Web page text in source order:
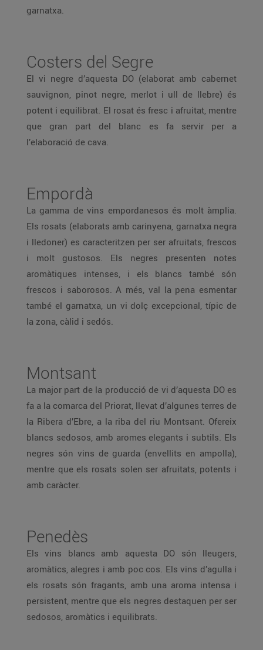
garnatxa.
Costers del Segre
El vi negre d’aquesta DO (elaborat amb cabernet
sauvignon, pinot negre, merlot i ull de llebre) és
potent i equilibrat. El rosat és fresc i afruitat, mentre
que gran part del blanc es fa servir per a
l’elaboració de cava.
Empordà
La gamma de vins empordanesos és molt àmplia.
Els rosats (elaborats amb carinyena, garnatxa negra
i lledoner) es caracteritzen per ser afruitats, frescos
i molt gustosos. Els negres presenten notes
aromàtiques intenses, i els blancs també són
frescos i saborosos. A més, val la pena esmentar
també el garnatxa, un vi dolç excepcional, típic de
la zona, càlid i sedós.
Montsant
La major part de la producció de vi d’aquesta DO es
fa a la comarca del Priorat, llevat d’algunes terres de
la Ribera d’Ebre, a la riba del riu Montsant. Ofereix
blancs sedosos, amb aromes elegants i subtils. Els
negres són vins de guarda (envellits en ampolla),
mentre que els rosats solen ser afruitats, potents i
amb caràcter.
Penedès
Els vins blancs amb aquesta DO són lleugers,
aromàtics, alegres i amb poc cos. Els vins d’agulla i
els rosats són fragants, amb una aroma intensa i
persistent, mentre que els negres destaquen per ser
sedosos, aromàtics i equilibrats.